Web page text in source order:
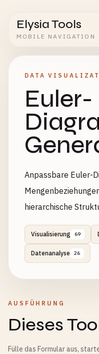
Elysia Tools
MOBILE NAVIGATION
DATA
Euler-
Anpassbare Euler-
hierarchische
Visualisierung 69
Datenanalyse 26
AUSFÜHRUNG
Dieses
Fülle das Formular aus,